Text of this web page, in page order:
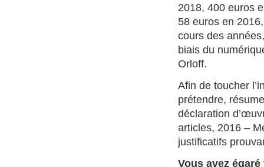
2018, 400 euros
58 euros en
cours des
biais du
Orloff.
Afin de toucher
prétendre,
déclaration
articles, 2016 –
justificatifs
Vous avez